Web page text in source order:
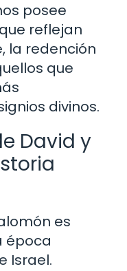
posee
reflejan
la redención
que
divinos.
David y
es
época
Israel.